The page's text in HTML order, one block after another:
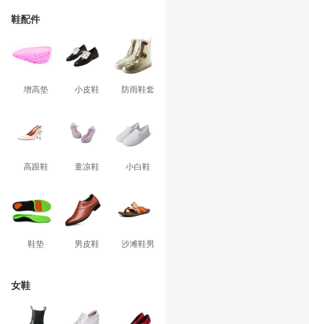
鞋配件
增高垫 小皮鞋 防雨鞋套
高跟鞋 童凉鞋 小白鞋
鞋垫 男皮鞋 沙滩鞋男
女鞋